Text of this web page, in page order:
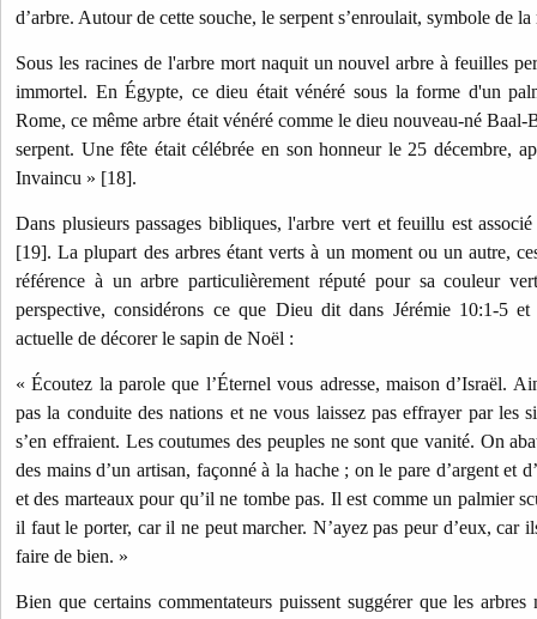
d’arbre. Autour de cette souche, le serpent s’enroulait, symbole de
Sous les racines de l'arbre mort naquit un nouvel arbre à feuilles
immortel. En Égypte, ce dieu était vénéré sous la forme d'un
Rome, ce même arbre était vénéré comme le dieu nouveau-né Baal-
serpent. Une fête était célébrée en son honneur le 25 décembre,
Invaincu » [18].
Dans plusieurs passages bibliques, l'arbre vert et feuillu est
[19]. La plupart des arbres étant verts à un moment ou un autre,
référence à un arbre particulièrement réputé pour sa couleur
perspective, considérons ce que Dieu dit dans Jérémie 10:1-5
actuelle de décorer le sapin de Noël :
« Écoutez la parole que l’Éternel vous adresse, maison d’Israël.
pas la conduite des nations et ne vous laissez pas effrayer par les
s’en effraient. Les coutumes des peuples ne sont que vanité. On
des mains d’un artisan, façonné à la hache ; on le pare d’argent et
et des marteaux pour qu’il ne tombe pas. Il est comme un palmier
il faut le porter, car il ne peut marcher. N’ayez pas peur d’eux, car
faire de bien. »
Bien que certains commentateurs puissent suggérer que les arbres